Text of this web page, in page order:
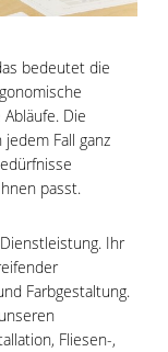
bedeutet die
Die
Fall ganz
passt.
Ihr
Farbgestaltung.
Fliesen-,